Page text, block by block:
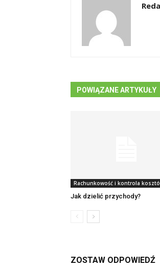
POWIĄZANE ARTYKUŁY
Rachunkowość i kontrola
Jak dzielić przychody?
ZOSTAW ODPOWIEDŹ